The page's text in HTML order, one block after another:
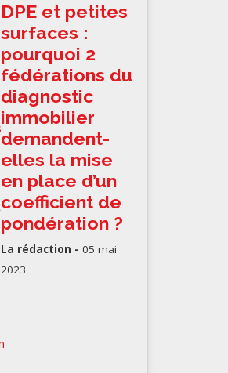
DPE et petites
surfaces :
pourquoi 2
fédérations du
diagnostic
immobilier
demandent-
elles la mise
en place d’un
coefficient de
pondération ?
La rédaction -05 mai
2023